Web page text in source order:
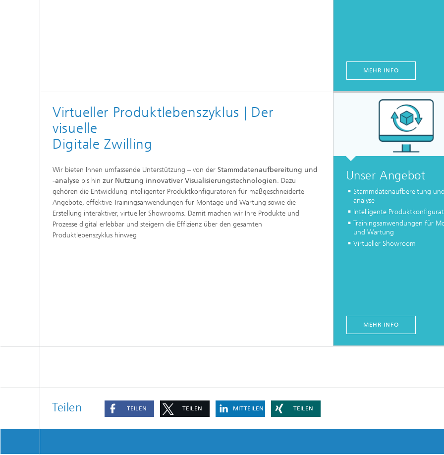
MEHR INFO
Virtueller Produktlebenszyklus | Der
visuelle
Digitale Zwilling
Wir bieten Ihnen umfassende Unterstützung – von der Stammdatenaufbereitung und
-analyse bis hin zur Nutzung innovativer Visualisierungstechnologien. Dazu
gehören die Entwicklung intelligenter Produktkonfiguratoren für maßgeschneiderte
Angebote, effektive Trainingsanwendungen für Montage und Wartung sowie die
Erstellung interaktiver, virtueller Showrooms. Damit machen wir Ihre Produkte und
Prozesse digital erlebbar und steigern die Effizienz über den gesamten
Produktlebenszyklus hinweg
Unser Angebot
Stammdatenaufbereitung
analyse
Intelligente
Trainingsanwendungen für
und Wartung
Virtueller Showroom
MEHR INFO
Teilen TEILEN TEILEN MITTEILEN TEILEN